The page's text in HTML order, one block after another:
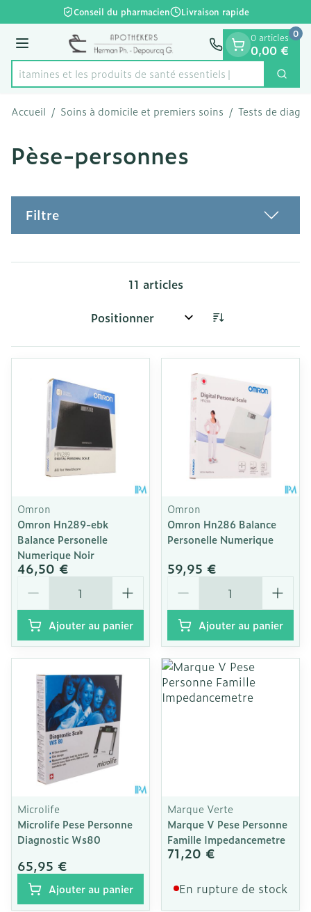
Aller au contenu
1 de 1
Conseil du pharmacien Livraison rapide
Menu
Rechercher
vitamines et les produits de santé essentiels
0 articles
0,00 €
0
Accueil / Soins à domicile et premiers soins / Tests de
Pèse-personnes
Filtre
11 articles
Trier par:
Omron
Omron Hn289-ebk
Balance Personelle
Numerique Noir
46,50 €
Ajouter au panier
Omron
Omron Hn286 Balance
Personelle Numerique
59,95 €
Ajouter au panier
Microlife
Microlife Pese Personne
Diagnostic Ws80
65,95 €
Ajouter au panier
Marque Verte
Marque V Pese Personne
Famille Impedancemetre
71,20 €
En rupture de stock